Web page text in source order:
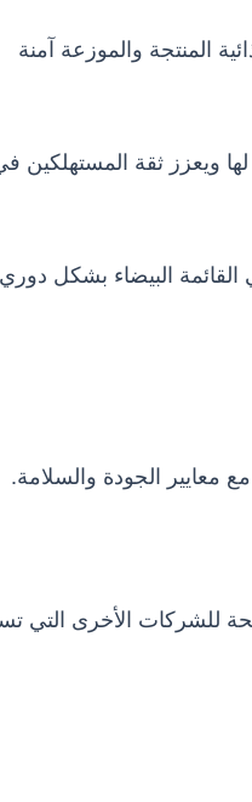
المنتجة والموزعة آمنة
ويعزز ثقة المستهلكين
القائمة البيضاء بشكل
معايير الجودة والسلامة.
للشركات الأخرى التي